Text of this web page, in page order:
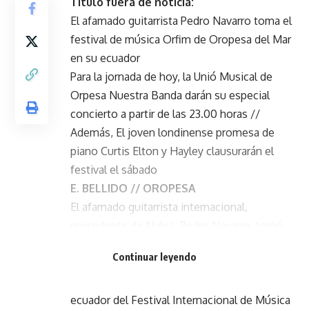
El afamado guitarrista Pedro Navarro toma el
festival de música Orfim de Oropesa del Mar
en su ecuador
Para la jornada de hoy, la Unió Musical de
Orpesa Nuestra Banda darán su especial
concierto a partir de las 23.00 horas //
Además, El joven londinense promesa de
piano Curtis Elton y Hayley clausurarán el
festival el sábado
E. BELLIDO // OROPESA
El afamado guitarrista internacional,
para impregnar con sus melodías el casco
ecuador del Festival Internacional de Música
Continuar leyendo